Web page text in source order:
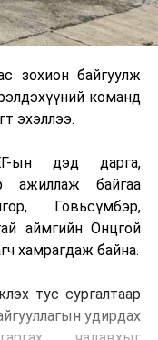
зохион байгуулж
команд
эхэллээ.
ын дэд дарга,
ажиллаж байгаа
Говьсүмбэр,
аймгийн Онцгой
хамрагдаж байна.
тус сургалтаар
удирдах